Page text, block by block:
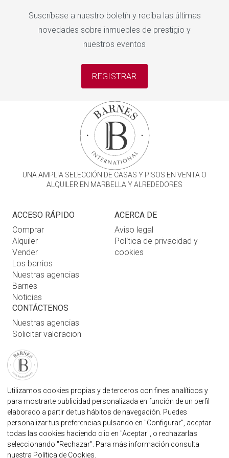
Suscríbase a nuestro boletín y reciba las últimas
novedades sobre inmuebles de prestigio y
nuestros eventos
REGISTRAR
UNA AMPLIA SELECCIÓN DE CASAS Y PISOS EN VENTA O
ALQUILER EN MARBELLA Y ALREDEDORES
ACCESO RÁPIDO
Comprar
Alquiler
Vender
Los barrios
Nuestras agencias
Barnes
Noticias
ACERCA DE
Aviso legal
Política de privacidad y
cookies
CONTÁCTENOS
Nuestras agencias
Solicitar valoracion
Inicio de sesión de usuario
FAQ
ENCUENTRE NUESTRA AGENCIA
AGENCIA INMOBILIARIA BARNES MARBELLA
MARBELLA@BARNES-INTERNATIONAL.COM
+34 614 25 01 89
Utilizamos cookies propias y de terceros con fines analíticos y
para mostrarte publicidad personalizada en función de un perfil
elaborado a partir de tus hábitos de navegación. Puedes
personalizar tus preferencias pulsando en "Configurar", aceptar
todas las cookies haciendo clic en "Aceptar", o rechazarlas
seleccionando "Rechazar". Para más información consulta
nuestra Política de Cookies